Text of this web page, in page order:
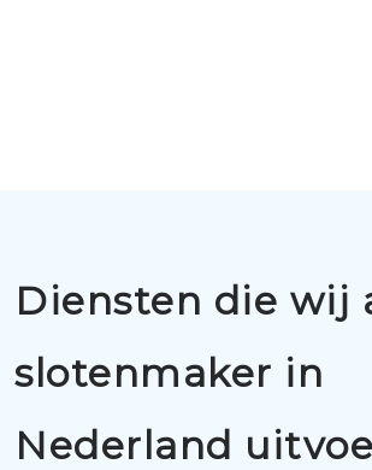
Diensten die wij
slotenmaker in
Nederland